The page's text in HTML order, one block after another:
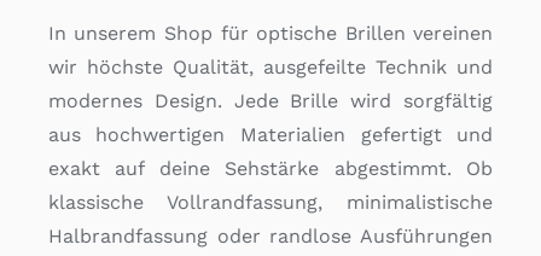
In unserem Shop für optische Brillen vereinen
wir höchste Qualität, ausgefeilte Technik und
modernes Design. Jede Brille wird sorgfältig
aus hochwertigen Materialien gefertigt und
exakt auf deine Sehstärke abgestimmt. Ob
klassische Vollrandfassung, minimalistische
Halbrandfassung oder randlose Ausführungen